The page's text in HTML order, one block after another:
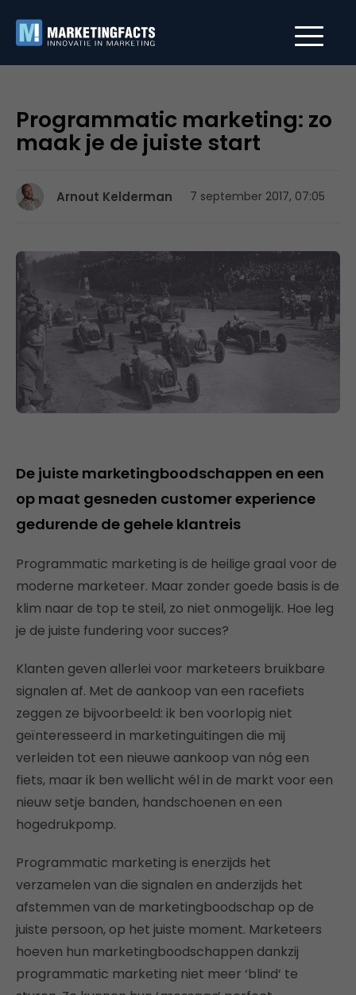
Programmatic marketing: zo
maak je de juiste start
Arnout Kelderman 7 september 2017, 07:05
De juiste marketingboodschappen en een
op maat gesneden customer experience
gedurende de gehele klantreis
Programmatic marketing is de heilige graal voor de
moderne marketeer. Maar zonder goede basis is de
klim naar de top te steil, zo niet onmogelijk. Hoe leg
je de juiste fundering voor succes?
Klanten geven allerlei voor marketeers bruikbare
signalen af. Met de aankoop van een racefiets
zeggen ze bijvoorbeeld: ik ben voorlopig niet
geïnteresseerd in marketinguitingen die mij
verleiden tot een nieuwe aankoop van nóg een
fiets, maar ik ben wellicht wél in de markt voor een
nieuw setje banden, handschoenen en een
hogedrukpomp.
Programmatic marketing is enerzijds het
verzamelen van die signalen en anderzijds het
afstemmen van de marketingboodschap op de
juiste persoon, op het juiste moment. Marketeers
hoeven hun marketingboodschappen dankzij
programmatic marketing niet meer ‘blind’ te